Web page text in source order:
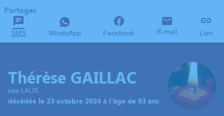
Partager
SMS WhatsApp Facebook E-mail Lien
Thérèse GAILLAC
née LAUR
décédée le 23 octobre 2024 à l'âge de 93 ans